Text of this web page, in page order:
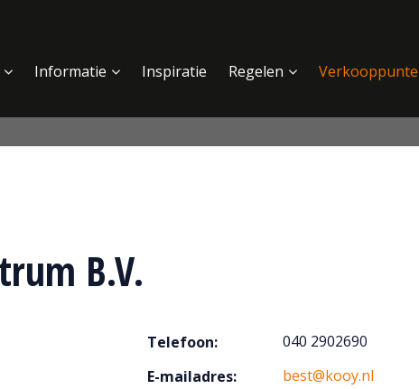
Informatie Inspiratie Regelen
B.V.
Telefoon:
040 2902690
E-mailadres:
best@kooy.nl